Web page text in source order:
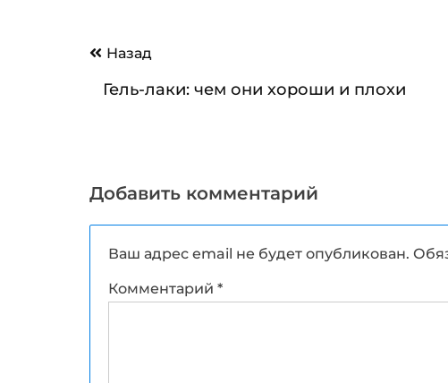
Навигация
записям
Назад
Гель-лаки: чем они хороши и плохи
Добавить комментарий
Ваш адрес email не будет опубликован.
Комментарий *